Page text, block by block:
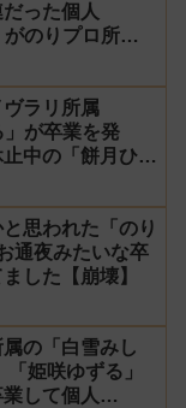
った個人
のりプロ所属
ヴラリ所属
が卒業を発
中の「餅月ひま
思われた「のり
通夜みたいな卒
した【崩壊】
属の「白雪みし
姫咲ゆずる」
して個人